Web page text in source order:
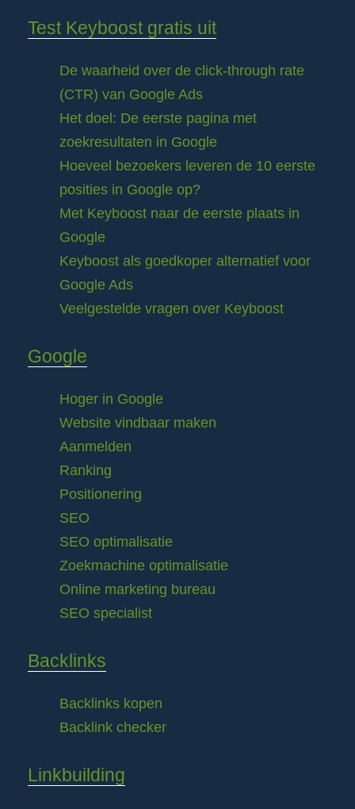
Test Keyboost gratis uit
De waarheid over de click-through rate
(CTR) van Google Ads
Het doel: De eerste pagina met
zoekresultaten in Google
Hoeveel bezoekers leveren de 10 eerste
posities in Google op?
Met Keyboost naar de eerste plaats in
Google
Keyboost als goedkoper alternatief voor
Google Ads
Veelgestelde vragen over Keyboost
Google
Hoger in Google
Website vindbaar maken
Aanmelden
Ranking
Positionering
SEO
SEO optimalisatie
Zoekmachine optimalisatie
Online marketing bureau
SEO specialist
Backlinks
Backlinks kopen
Backlink checker
Linkbuilding